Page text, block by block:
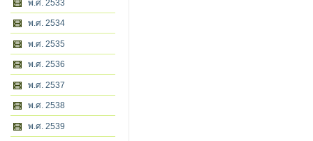
พ.ศ. 2533
พ.ศ. 2534
พ.ศ. 2535
พ.ศ. 2536
พ.ศ. 2537
พ.ศ. 2538
พ.ศ. 2539